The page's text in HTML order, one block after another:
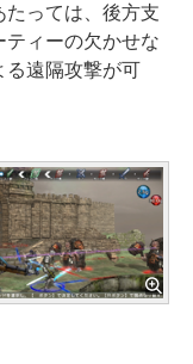
たっては、後方支
ィーの欠かせな
る遠隔攻撃が可